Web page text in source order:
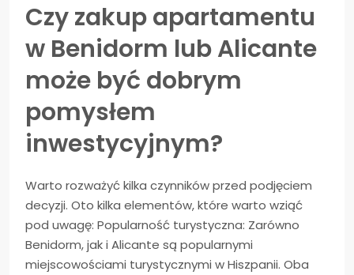
Czy zakup apartamentu
w Benidorm lub Alicante
może być dobrym
pomysłem
inwestycyjnym?
Warto rozważyć kilka czynników przed podjęciem
decyzji. Oto kilka elementów, które warto wziąć
pod uwagę: Popularność turystyczna: Zarówno
Benidorm, jak i Alicante są popularnymi
miejscowościami turystycznymi w Hiszpanii. Oba